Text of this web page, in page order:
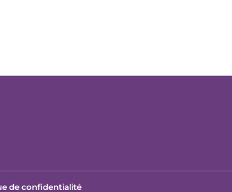
de confidentialité